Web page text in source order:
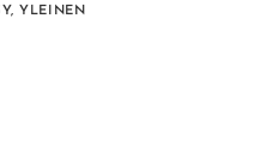
, YLEINEN